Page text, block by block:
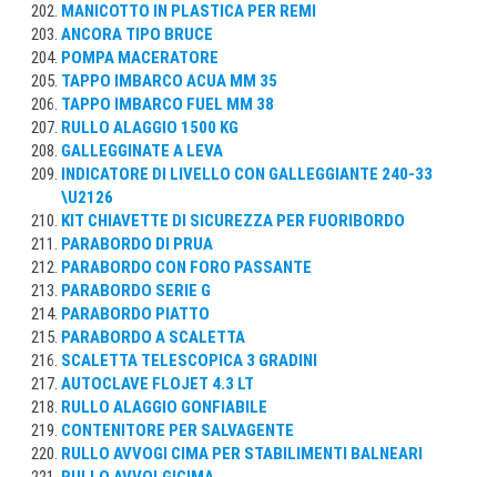
MANICOTTO IN PLASTICA PER REMI
ANCORA TIPO BRUCE
POMPA MACERATORE
TAPPO IMBARCO ACUA MM 35
TAPPO IMBARCO FUEL MM 38
RULLO ALAGGIO 1500 KG
GALLEGGINATE A LEVA
INDICATORE DI LIVELLO CON GALLEGGIANTE 240-33
\U2126
KIT CHIAVETTE DI SICUREZZA PER FUORIBORDO
PARABORDO DI PRUA
PARABORDO CON FORO PASSANTE
PARABORDO SERIE G
PARABORDO PIATTO
PARABORDO A SCALETTA
SCALETTA TELESCOPICA 3 GRADINI
AUTOCLAVE FLOJET 4.3 LT
RULLO ALAGGIO GONFIABILE
CONTENITORE PER SALVAGENTE
RULLO AVVOGI CIMA PER STABILIMENTI BALNEARI